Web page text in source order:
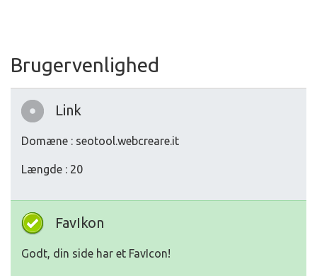
Brugervenlighed
Link
Domæne : seotool.webcreare.it
Længde : 20
FavIkon
Godt, din side har et FavIcon!